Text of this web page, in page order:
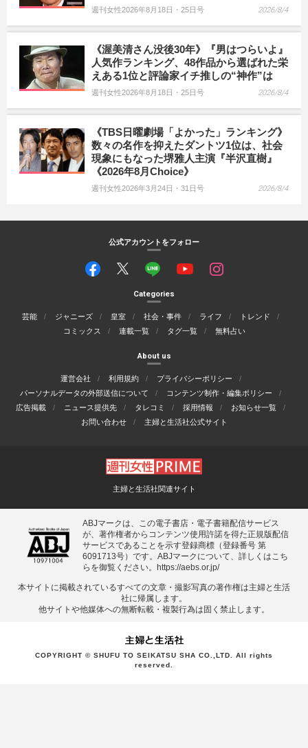
週刊女性2026年8月18日・25日号 2026/8/4
《渥美清さん没後30年》『男はつらいよ』
人気作ランキング、48作品から選ばれた栄
えある1位と評論家イチ推しの“神作”は
週刊女性2026年8月18日・25日号 2026/8/4
《TBS日曜劇場「よかった」ランキング》
数々の名作を抑えたダントツ1位は、社会
現象にもなった堺雅人主演『半沢直樹』
《2026年8月Choice》
週刊女性2026年3月24日・31日号 2026/8/4
公式アカウントをフォロー
Categories
芸能 ジャニーズ 皇室 社会・事件 ライフ
トレンド
コミックス
連載一覧 タグ一覧 無料占い
About us
運営会社 利用規約
プライバシーポリシー
パーソナルデータの外部送信について
コンテンツ制作・編集ポリシー
広告掲載
ニュース提供先 タレコミ 採用情報
お知らせ一覧
お問い合わせ
主婦と生活社公式サイト
主婦と生活社関連サイト
ABJマークは、この電子書店・電子書籍配信サービス
が、著作権者からコンテンツ使用許諾を得た正規版配信
サービスであることを示す登録商標（登録番号 第
6091713号）です。ABJマークについて、詳しくはこち
らを御覧ください。
https://aebs.or.jp/
本サイトに掲載されているすべての⽂章・撮影写真の著作権は主婦と⽣活
社に帰属します。
他サイトや他媒体への無断転載・複製⾏為は固く禁⽌します。
COPYRIGHT © SHUFU TO SEIKATSU SHA CO.,LTD. All rights
reserved.